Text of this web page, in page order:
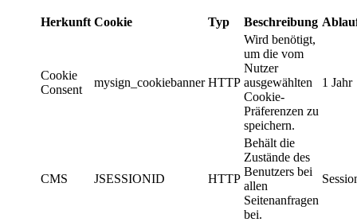
Herkunft Cookie Typ Beschreibung
Cookie
Consent
mysign_cookiebanner HTTP
Wird benötigt,
um die vom
Nutzer
ausgewählten
Cookie-
Präferenzen zu
speichern.
1 Jahr
CMS JSESSIONID HTTP
Behält die
Zustände des
Benutzers bei
allen
Seitenanfragen
bei.